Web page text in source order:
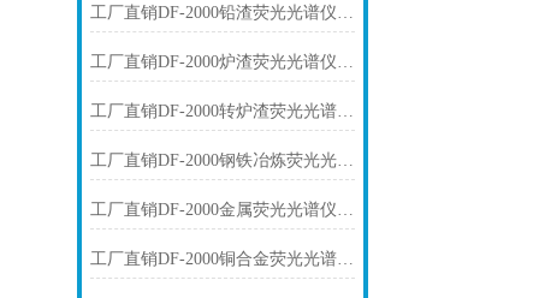
工厂直销DF-2000铅渣荧光光谱仪技术参数
工厂直销DF-2000炉渣荧光光谱仪技术参数
工厂直销DF-2000转炉渣荧光光谱仪技术参数
工厂直销DF-2000钢铁冶炼荧光光谱仪技术参数
工厂直销DF-2000金属荧光光谱仪技术参数
工厂直销DF-2000铜合金荧光光谱仪技术参数